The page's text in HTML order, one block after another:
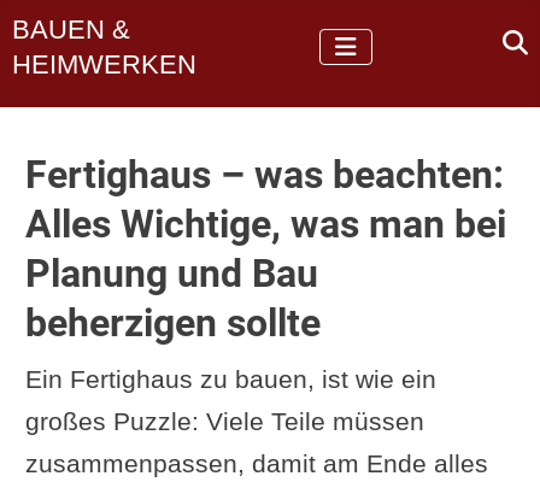
BAUEN &
HEIMWERKEN
Fertighaus – was beachten:
Alles Wichtige, was man bei
Planung und Bau
beherzigen sollte
Ein Fertighaus zu bauen, ist wie ein
großes Puzzle: Viele Teile müssen
zusammenpassen, damit am Ende alles